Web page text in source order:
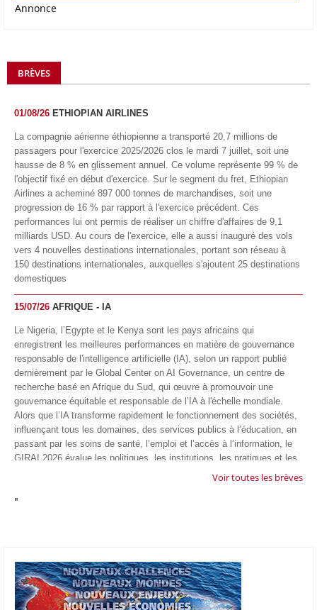
Annonce
BRÈVES
01/08/26 ETHIOPIAN AIRLINES
La compagnie aérienne éthiopienne a transporté 20,7 millions de
passagers pour l'exercice 2025/2026 clos le mardi 7 juillet, soit une
hausse de 8 % en glissement annuel. Ce volume représente 99 % de
l'objectif fixé en début d'exercice. Sur le segment du fret, Ethiopian
Airlines a acheminé 897 000 tonnes de marchandises, soit une
progression de 16 % par rapport à l'exercice précédent. Ces
performances lui ont permis de réaliser un chiffre d'affaires de 9,1
milliards USD. Au cours de l'exercice, elle a aussi inauguré des vols
vers 4 nouvelles destinations internationales, portant son réseau à
150 destinations internationales, auxquelles s'ajoutent 25 destinations
domestiques
15/07/26 AFRIQUE - IA
Le Nigeria, l’Egypte et le Kenya sont les pays africains qui
enregistrent les meilleures performances en matière de gouvernance
responsable de l'intelligence artificielle (IA), selon un rapport publié
dernièrement par le Global Center on AI Governance, un centre de
recherche basé en Afrique du Sud, qui œuvre à promouvoir une
gouvernance équitable et responsable de l’IA à l'échelle mondiale.
Alors que l’IA transforme rapidement le fonctionnement des sociétés,
influençant tous les domaines, des services publics à l’éducation, en
passant par les soins de santé, l’emploi et l’accès à l’information, le
GIRAI 2026 évalue les politiques, les institutions, les pratiques et les
conditions générales de gouvernance qui favorisent un déploiement
technologie.
appliquée d'Afrique à À Accra, au Ghana. L'annonce a été faite
mercredi 1er juillet lors du premier Google Cloud Summit du groupe
américain, qui a également indiqué avoir dépassé son objectif
Voir toutes les brèves
"